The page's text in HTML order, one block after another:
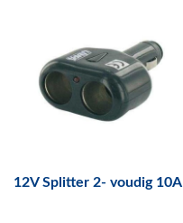
12V Splitter 2- voudig 10A